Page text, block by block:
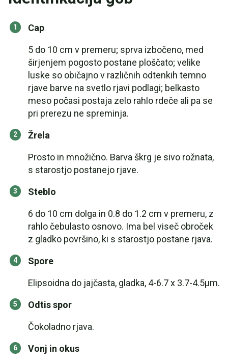
Cap
5 do 10 cm v premeru; sprva izbočeno, med
širjenjem pogosto postane ploščato; velike
luske so običajno v različnih odtenkih temno
rjave barve na svetlo rjavi podlagi; belkasto
meso počasi postaja zelo rahlo rdeče ali pa se
pri prerezu ne spreminja.
Žrela
Prosto in množično. Barva škrg je sivo rožnata,
s starostjo postanejo rjave.
Steblo
6 do 10 cm dolga in 0.8 do 1.2 cm v premeru, z
rahlo čebulasto osnovo. Ima bel viseč obroček
z gladko površino, ki s starostjo postane rjava.
Spore
Elipsoidna do jajčasta, gladka, 4-6.7 x 3.7-4.5µm.
Odtis spor
Čokoladno rjava.
Vonj in okus